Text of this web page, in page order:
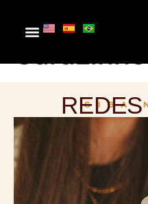
Carazinho
SIGA